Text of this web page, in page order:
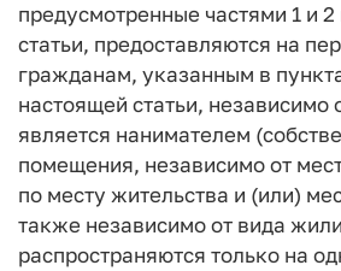
предусмотренные частями 1 и
статьи, предоставляются на
гражданам, указанным в
настоящей статьи, независимо
является нанимателем
помещения, независимо от
по месту жительства и (или)
также независимо от вида
распространяются только на